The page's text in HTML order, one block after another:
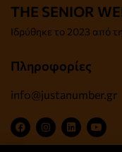
THE SENIOR
Iδρύθηκε το 2023 από
Πληροφορίες
info@justanumber.gr